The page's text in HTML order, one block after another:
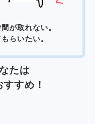
が取れない。
らいたい。
たは
すすめ！